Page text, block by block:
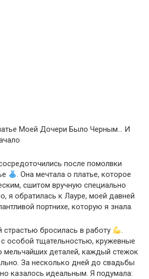
Моей Дочери Было Черным… И
после помолвки
. Она мечтала о платье, которое
сшитом вручную специально
я обратилась к Лауре, моей давней
портнихе, которую я знала.
страстью бросилась в работу
.
особой тщательностью, кружевные
мельчайших деталей, каждый стежок
За несколько дней до свадьбы
казалось идеальным. Я подумала: